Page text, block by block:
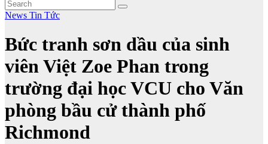
News Tin Tức
Bức tranh sơn dầu của sinh
viên Việt Zoe Phan trong
trường đại học VCU cho Văn
phòng bầu cử thành phố
Richmond